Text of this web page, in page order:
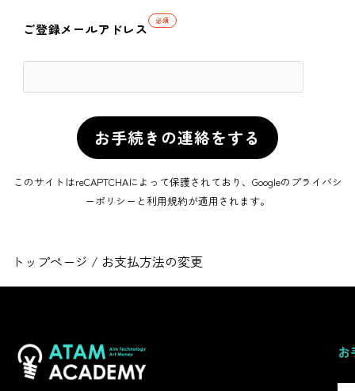
ご登録メールアドレス
必須
このサイトはreCAPTCHAによって保護されており、Googleの プライバシ
ーポリシー と利用規約が適用されます。
トップページ / お支払方法の変更
お